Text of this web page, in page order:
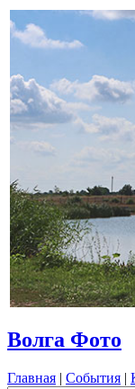
Волга Фото
Главная | События |